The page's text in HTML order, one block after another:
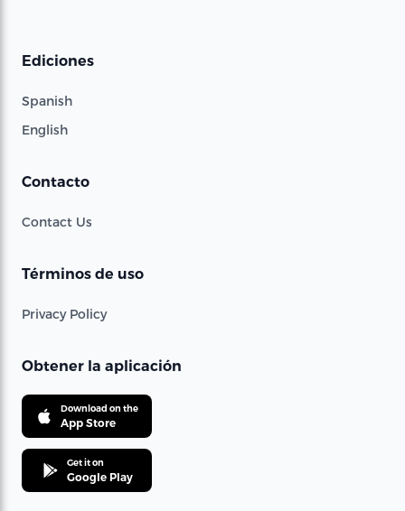
Ediciones
Spanish
English
Contacto
Contact Us
Términos de uso
Privacy Policy
Obtener la aplicación
Download on the
App Store
Get it on
Google Play